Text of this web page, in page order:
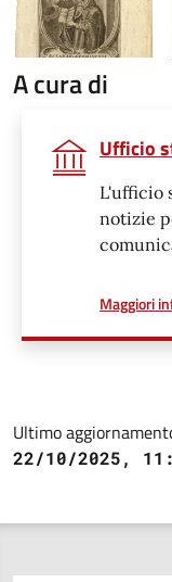
A cura di
Ufficio
L'ufficio
notizie
Maggiori
Ultimo
22/10/2025,